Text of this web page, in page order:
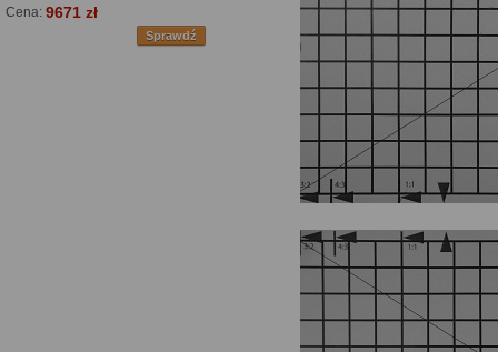
Cena: 9671 zł
Sprawdź